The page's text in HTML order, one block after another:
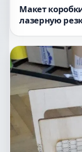
Макет
лазерную